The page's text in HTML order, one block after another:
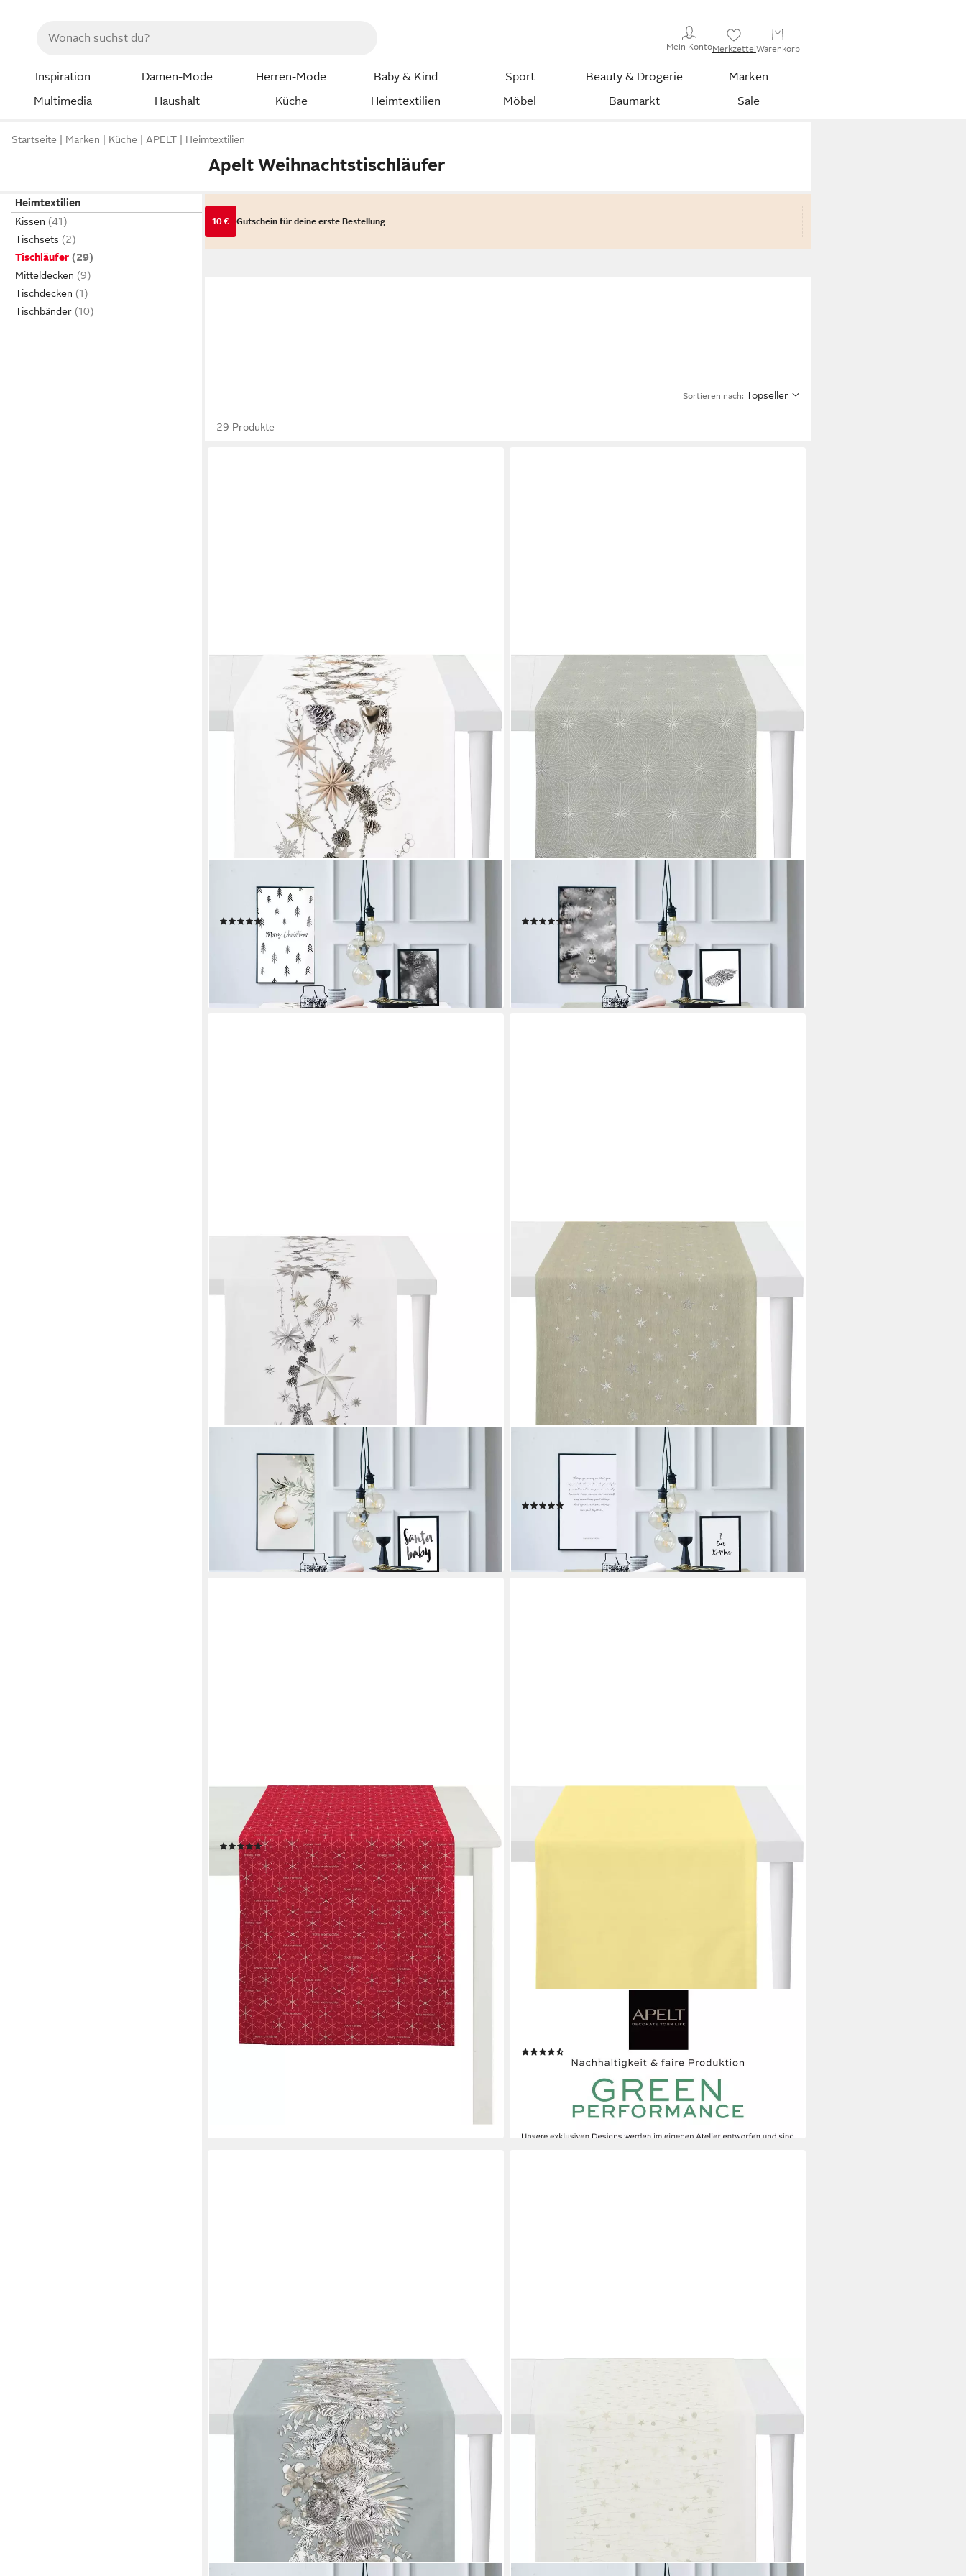
Mein KontoMerkzettelWarenkorb
Inspiration Damen-Mode Herren-Mode Baby & Kind Sport Beauty & Drogerie
Marken
Multimedia
Haushalt Küche Heimtextilien Möbel Baumarkt Sale
Startseite Marken Küche APELT Heimtextilien
Apelt Weihnachtstischläufer
Heimtextilien
Kissen
Tischsets
Tischläufer
Mitteldecken
Tischdecken
Tischbänder
10 € Gutschein für deine erste Bestellung
Sortieren nach: Topseller
29 Produkte
Tischläufer 6204 WINTERWELT, Weihnachtsdeko,
Weihnachten (1-tlg), Digitaldruck
(14)
lieferbar - in 3-4 Werktagen bei dir
Tischläufer 4710 CHRISTMAS GLAM, Weihnachtsdeko,
Weihnachten (1-tlg), Lurex-Jacquardgewebe
(1)
UVP39,95 €
lieferbar - in 3-4 Werktagen bei dir
Tischläufer 8152
lieferbar - in 3-4 Werktagen bei dir
Tischläufer 9600 CHRISTMAS ELEGANCE,
Weihnachtsdeko, Weihnachten (1-tlg), Lurex-
Jacquardgewebe
(2)
lieferbar - in 3-4 Werktagen bei dir
Tischläufer 3008 Christmas Elegance, Weihnachtsdeko,
Weihnachten (1-tlg)
(5)
19,49 € UVP29,95 €
-35%
lieferbar - in 3-4 Werktagen bei dir
Tischläufer 4362 Rips-Uni (1-tlg), Wasser- und
ab 19,99 € UVP24,95 €
lieferbar - in 3-4 Werktagen bei dir
+16